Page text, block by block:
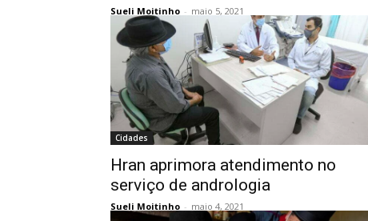
Sueli Moitinho - maio 5, 2021
Cidades
Hran aprimora atendimento no
serviço de andrologia
Sueli Moitinho - maio 4, 2021